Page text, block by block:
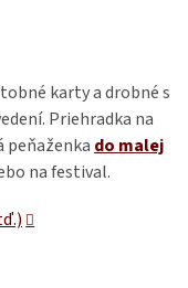
karty a drobné s
Priehradka na
peňaženka do malej
na festival.